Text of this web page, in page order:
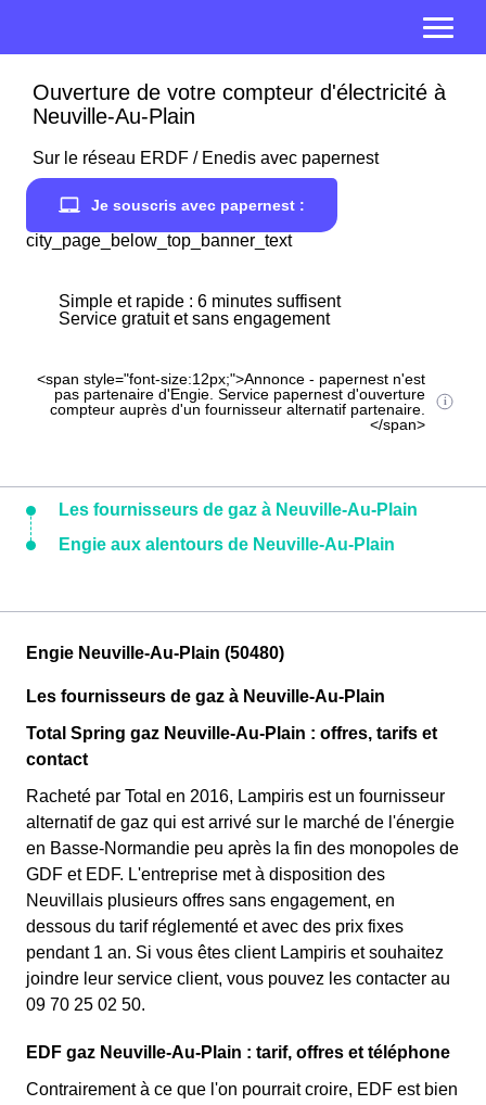
Ouverture de votre compteur d'électricité à
Neuville-Au-Plain
Sur le réseau ERDF / Enedis avec papernest
Je souscris avec papernest :
city_page_below_top_banner_text
Simple et rapide : 6 minutes suffisent
Service gratuit et sans engagement
<span style="font-size:12px;">Annonce - papernest n'est
pas partenaire d'Engie. Service papernest d'ouverture
compteur auprès d'un fournisseur alternatif partenaire.
</span>
Les fournisseurs de gaz à Neuville-Au-Plain
Engie aux alentours de Neuville-Au-Plain
Engie Neuville-Au-Plain (50480)
Les fournisseurs de gaz à Neuville-Au-Plain
Total Spring gaz Neuville-Au-Plain : offres, tarifs et
contact
Racheté par Total en 2016, Lampiris est un fournisseur
alternatif de gaz qui est arrivé sur le marché de l'énergie
en Basse-Normandie peu après la fin des monopoles de
GDF et EDF. L'entreprise met à disposition des
Neuvillais plusieurs offres sans engagement, en
dessous du tarif réglementé et avec des prix fixes
pendant 1 an. Si vous êtes client Lampiris et souhaitez
joindre leur service client, vous pouvez les contacter au
09 70 25 02 50.
EDF gaz Neuville-Au-Plain : tarif, offres et téléphone
Contrairement à ce que l'on pourrait croire, EDF est bien